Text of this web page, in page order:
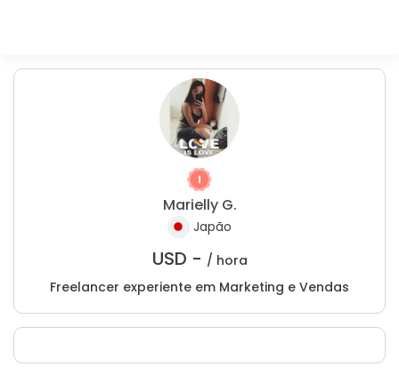
Marielly G.
Japão
USD - / hora
Freelancer experiente em Marketing e Vendas